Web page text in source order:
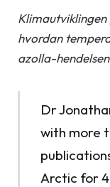
hvordan
azolla-
Dr
with more
Arctic for